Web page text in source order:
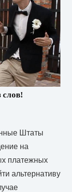
слов!
Штаты
на
платежных
альтернативу